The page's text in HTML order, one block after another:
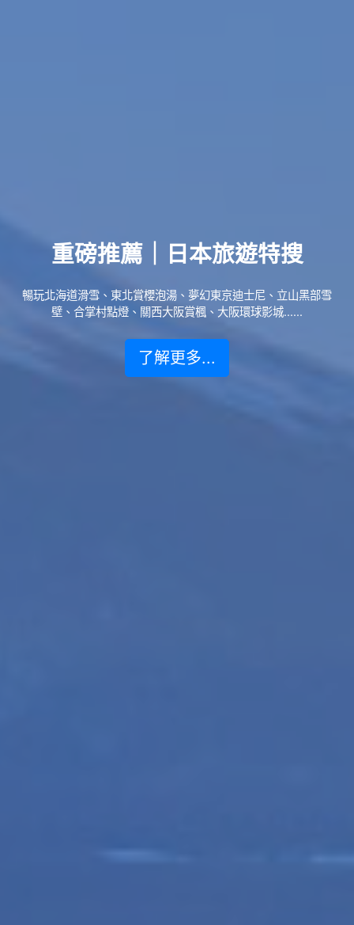
重磅推薦｜日本旅遊特搜
暢玩北海道滑雪、東北賞櫻泡湯、夢幻東京迪士尼、立山黑部雪
壁、合掌村點燈、關西大阪賞楓、大阪環球影城......
了解更多...